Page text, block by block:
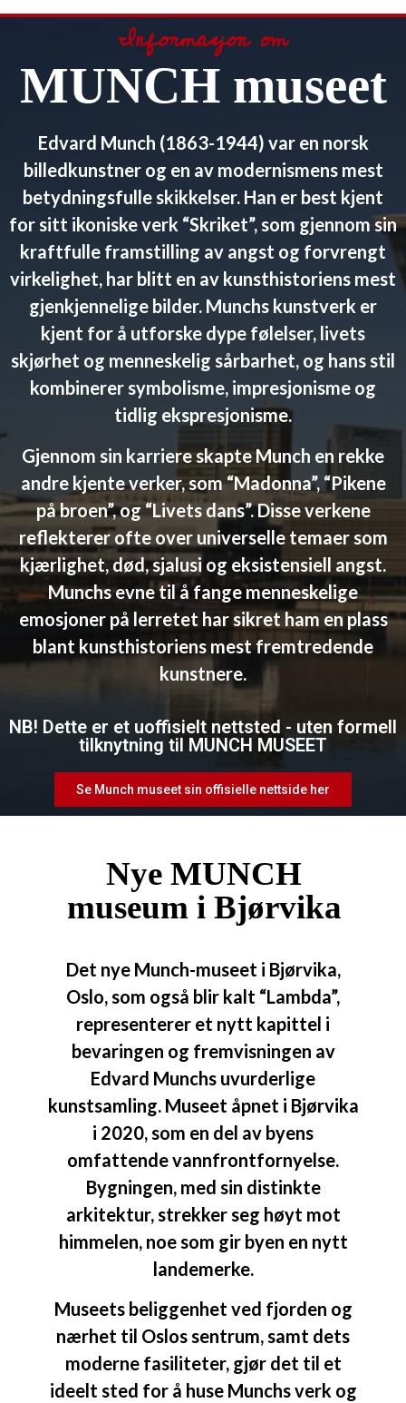
Informasjon om
MUNCH museet
Edvard Munch (1863-1944) var en norsk
billedkunstner og en av modernismens mest
betydningsfulle skikkelser. Han er best kjent
for sitt ikoniske verk “Skriket”, som gjennom sin
kraftfulle framstilling av angst og forvrengt
virkelighet, har blitt en av kunsthistoriens mest
gjenkjennelige bilder. Munchs kunstverk er
kjent for å utforske dype følelser, livets
skjørhet og menneskelig sårbarhet, og hans stil
kombinerer symbolisme, impresjonisme og
tidlig ekspresjonisme.
Gjennom sin karriere skapte Munch en rekke
andre kjente verker, som “Madonna”, “Pikene
på broen”, og “Livets dans”. Disse verkene
reflekterer ofte over universelle temaer som
kjærlighet, død, sjalusi og eksistensiell angst.
Munchs evne til å fange menneskelige
emosjoner på lerretet har sikret ham en plass
blant kunsthistoriens mest fremtredende
kunstnere.
NB! Dette er et uoffisielt nettsted - uten formell
tilknytning til MUNCH MUSEET
Se Munch museet sin offisielle nettside her
Nye MUNCH
museum i Bjørvika
Det nye Munch-museet i Bjørvika,
Oslo, som også blir kalt “Lambda”,
representerer et nytt kapittel i
bevaringen og fremvisningen av
Edvard Munchs uvurderlige
kunstsamling. Museet åpnet i Bjørvika
i 2020, som en del av byens
omfattende vannfrontfornyelse.
Bygningen, med sin distinkte
arkitektur, strekker seg høyt mot
himmelen, noe som gir byen en nytt
landemerke.
Museets beliggenhet ved fjorden og
nærhet til Oslos sentrum, samt dets
moderne fasiliteter, gjør det til et
ideelt sted for å huse Munchs verk og